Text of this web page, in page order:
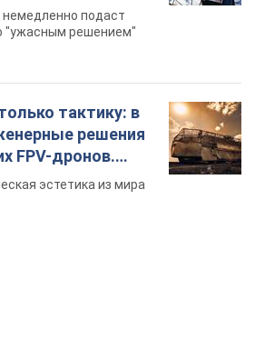
400 млн
подаст
"ужасным решением"
тактику: в
решения
FPV-дронов.
эстетика из мира